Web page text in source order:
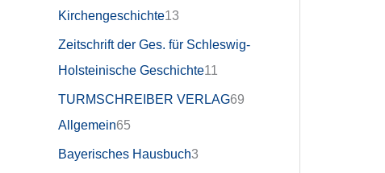
Kirchengeschichte13
Zeitschrift der Ges. für Schleswig-
Holsteinische Geschichte11
TURMSCHREIBER VERLAG69
Allgemein65
Bayerisches Hausbuch3